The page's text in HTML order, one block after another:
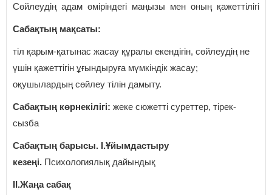
Сөйлеудің адам өміріндегі маңызы мен оның қажеттілігі
Сабақтың мақсаты:
тіл қарым-қатынас жасау құралы екендігін, сөйлеудің не
үшін қажеттігін ұғындыруға мүмкіндік жасау;
оқушылардың сөйлеу тілін дамыту.
Сабақтың көрнекілігі: жеке сюжетті суреттер, тірек-
сызба
Сабақтың барысы. І.Ұйымдастыру
кезеңі. Психологиялық дайындық
ІІ.Жаңа сабақ